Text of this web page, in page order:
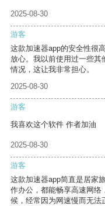
2025-08-30
游客
这款加速器app的安全性很
放心。我以前使用过一些其
情况，这让我非常担心。
2025-08-30
游客
我喜欢这个软件 作者加油
2025-08-30
游客
这款加速器app简直是居家
作办公，都能畅享高速网络
候，经常因为网速慢而无法